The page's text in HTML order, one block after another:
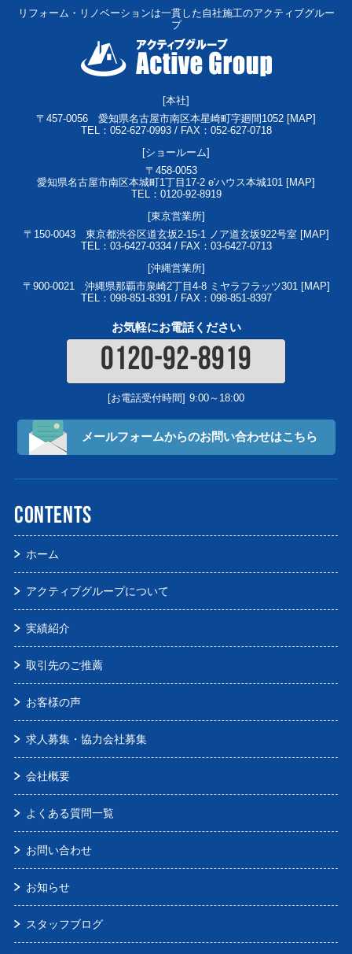
リフォーム・リノベーションは一貫した自社施工のアクティブグルー
プ
[本社]
〒457-0056 愛知県名古屋市南区本星崎町字廻間1052 [MAP]
TEL：052-627-0993 / FAX：052-627-0718
[ショールーム]
〒458-0053
愛知県名古屋市南区本城町1丁目17-2 e'ハウス本城101 [MAP]
TEL：0120-92-8919
[東京営業所]
〒150-0043 東京都渋谷区道玄坂2-15-1 ノア道玄坂922号室 [MAP]
TEL：03-6427-0334 / FAX：03-6427-0713
[沖縄営業所]
〒900-0021 沖縄県那覇市泉崎2丁目4-8 ミヤラフラッツ301 [MAP]
TEL：098-851-8391 / FAX：098-851-8397
お気軽にお電話ください
0120-92-8919
[お電話受付時間] 9:00～18:00
メールフォームからのお問い合わせはこちら
CONTENTS
ホーム
アクティブグループについて
実績紹介
取引先のご推薦
お客様の声
求人募集・協力会社募集
会社概要
よくある質問一覧
お問い合わせ
お知らせ
スタッフブログ